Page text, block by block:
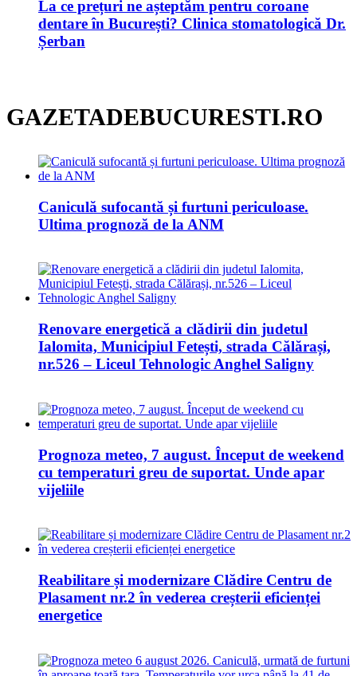
La ce prețuri ne așteptăm pentru coroane
dentare în București? Clinica stomatologică Dr.
Șerban
GAZETADEBUCURESTI.RO
Caniculă sufocantă și furtuni periculoase.
Ultima prognoză de la ANM
Renovare energetică a clădirii din judetul
Ialomita, Municipiul Fetești, strada Călărași,
nr.526 – Liceul Tehnologic Anghel Saligny
Prognoza meteo, 7 august. Început de weekend
cu temperaturi greu de suportat. Unde apar
vijeliile
Reabilitare și modernizare Clădire Centru de
Plasament nr.2 în vederea creșterii eficienței
energetice